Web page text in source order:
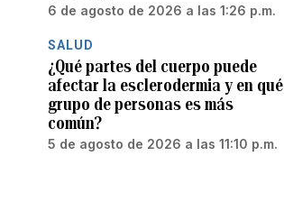
6 de agosto de 2026 a las 1:26 p.m.
SALUD
¿Qué partes del cuerpo puede
afectar la esclerodermia y en qué
grupo de personas es más
común?
5 de agosto de 2026 a las 11:10 p.m.